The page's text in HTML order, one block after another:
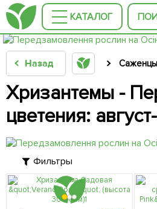
КАТАЛОГ
Назад Саженцы
Хризантемы -
цветения:
Фильтры